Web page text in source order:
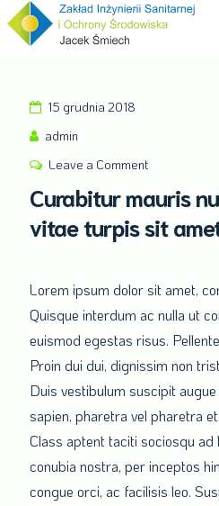
Skip
15 grudnia 2018
admin
Leave a Comment
Curabitur
mauris
nulla,
turpis
sit
amet
Curabitur mauris
vitae turpis sit
Lorem ipsum dolor sit amet,
Quisque interdum ac nulla ut
euismod egestas risus.
Proin dui dui, dignissim non
Duis vestibulum suscipit
sapien, pharetra vel pharetra
Class aptent taciti sociosqu
conubia nostra, per inceptos
congue orci, ac facilisis leo.